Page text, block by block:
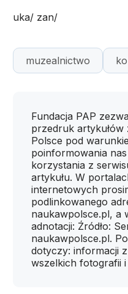
uka/ zan/
muzealnictwo
Fundacja PAP
przedruk
Polsce pod
poinformowania
korzystania z
artykułu. W
internetowych
podlinkowanego
naukawpolsce.pl, a
adnotacji: Źródło:
naukawpolsce.pl.
dotyczy: informacji
wszelkich fotografii i